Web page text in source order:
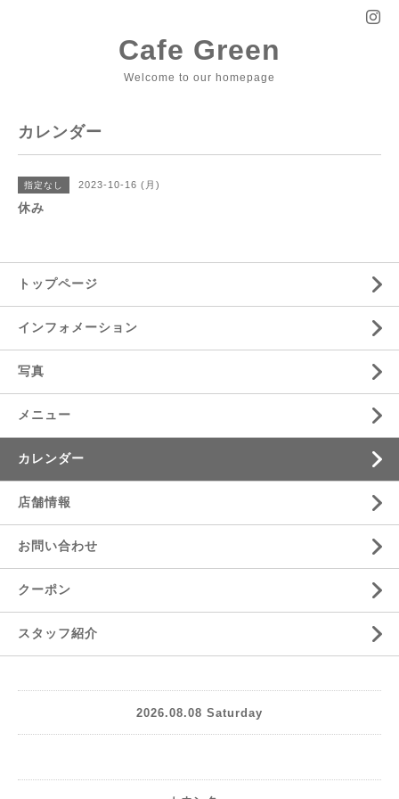
Cafe Green
Welcome to our homepage
カレンダー
指定なし 2023-10-16 (月)
休み
トップページ
インフォメーション
写真
メニュー
カレンダー
店舗情報
お問い合わせ
クーポン
スタッフ紹介
2026.08.08 Saturday